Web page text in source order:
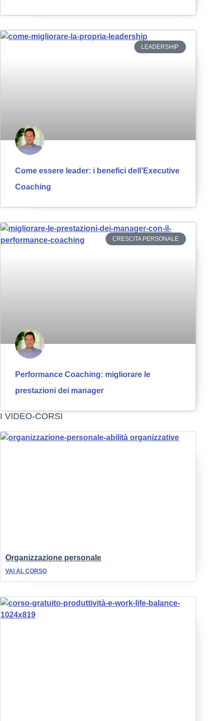
LEADERSHIP
Come essere leader: i benefici dell’Executive
Coaching
CRESCITA PERSONALE
Performance Coaching: migliorare le
prestazioni dei manager
I VIDEO-CORSI
Organizzazione personale
VAI AL CORSO